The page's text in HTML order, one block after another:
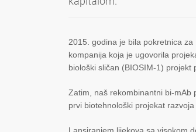
2015. godina je bila pokretnica
kompanija koja je ugovorila
biološki sličan (BIOSIM-1) projekt
Zatim, naš rekombinantni bi-mAb
prvi biotehnološki projekat